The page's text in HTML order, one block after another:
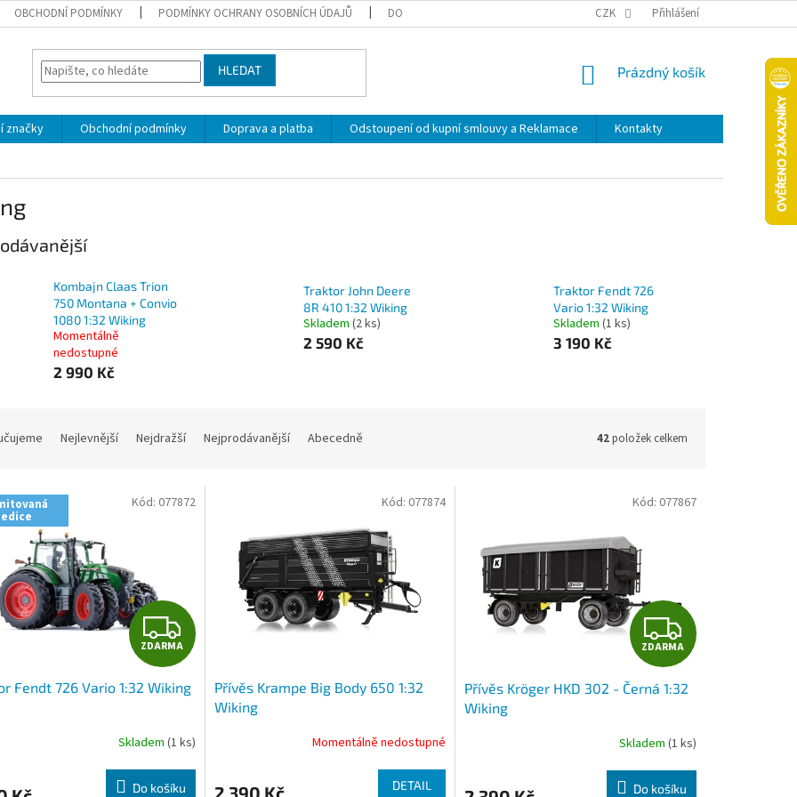
OBCHODNÍ PODMÍNKY PODMÍNKY OCHRANY OSOBNÍCH ÚDAJŮ DOPRAVA A PLATBA ODSTOUPENÍ OD KUPNÍ SMLOUVY A REKLAMACE
CZK Přihlášení
HLEDAT
NÁKUPNÍ
Prázdný košík
značky Obchodní podmínky Doprava a platba Odstoupení od kupní smlouvy a Reklamace
Kontakty
Kombajn Claas Trion
750 Montana + Convio
1080 1:32 Wiking
Momentálně
nedostupné
2 990 Kč
Traktor John Deere
8R 410 1:32 Wiking
Skladem (2 ks)
2 590 Kč
Traktor Fendt 726
Vario 1:32 Wiking
Skladem (1 ks)
3 190 Kč
Nejlevnější Nejdražší Nejprodávanější Abecedně 42položek celkem
edice
Z
D
A
R
M
ZDARMA
Fendt 726 Vario 1:32 Wiking
Skladem (1 ks)
Do košíku
Kód: 077872
Přívěs Krampe Big Body 650 1:32
Wiking
Momentálně nedostupné
2 390 Kč DETAIL
Kód: 077874
Z
D
A
R
M
ZDARMA
Přívěs Kröger HKD 302 - Černá 1:32
Wiking
Skladem (1 ks)
Do košíku
Kód: 077867